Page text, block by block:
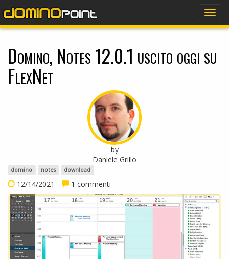
Domino, Notes 12.0.1 uscito oggi su
FlexNet
by
Daniele Grillo
domino notes download
12/14/2021 1 commenti